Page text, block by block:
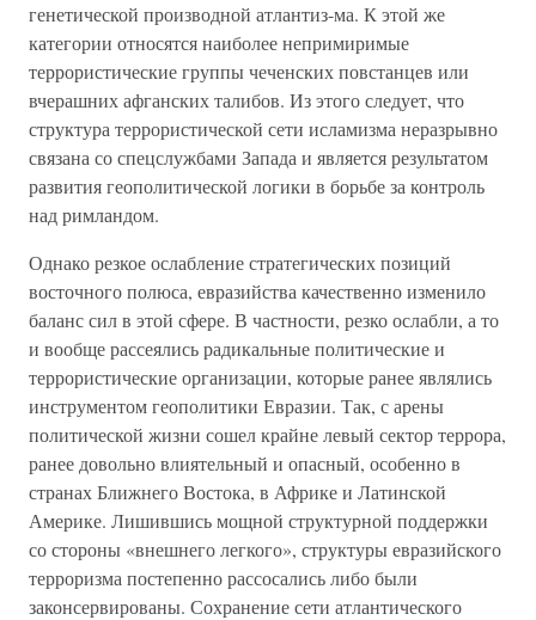
генетической производной атлантиз-ма. К этой же
категории относятся наиболее непримиримые
террористические группы чеченских повстанцев или
вчерашних афганских талибов. Из этого следует, что
структура террористической сети исламизма неразрывно
связана со спецслужбами Запада и является результатом
развития геополитической логики в борьбе за контроль
над римландом.
Однако резкое ослабление стратегических позиций
восточного полюса, евразийства качественно изменило
баланс сил в этой сфере. В частности, резко ослабли, а то
и вообще рассеялись радикальные политические и
террористические организации, которые ранее являлись
инструментом геополитики Евразии. Так, с арены
политической жизни сошел крайне левый сектор террора,
ранее довольно влиятельный и опасный, особенно в
странах Ближнего Востока, в Африке и Латинской
Америке. Лишившись мощной структурной поддержки
со стороны «внешнего легкого», структуры евразийского
терроризма постепенно рассосались либо были
законсервированы. Сохранение сети атлантического